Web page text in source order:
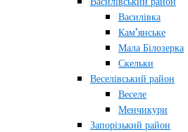
Василівка
Кам’янське
Мала Білозерка
Скельки
Веселівський район
Веселе
Менчикури
Запорізький район